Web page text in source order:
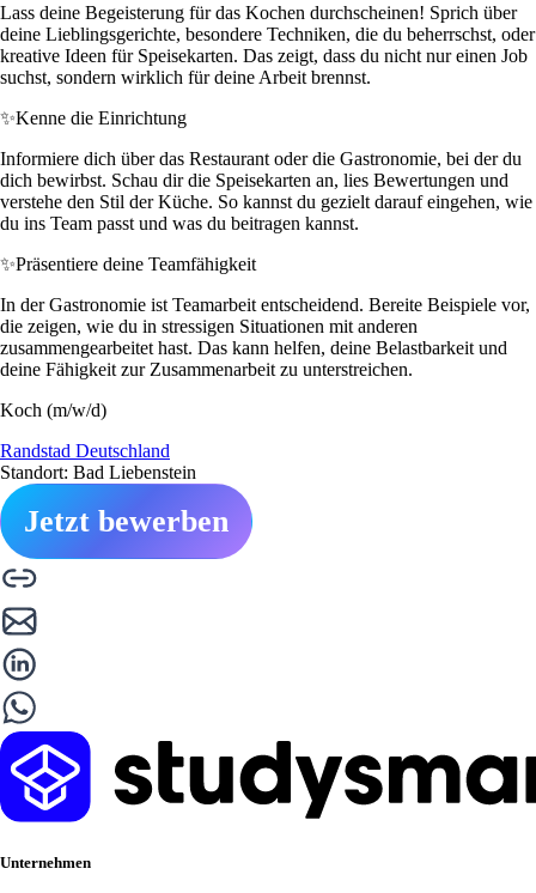
Lass deine Begeisterung für das Kochen durchscheinen! Sprich über
deine Lieblingsgerichte, besondere Techniken, die du beherrschst, oder
kreative Ideen für Speisekarten. Das zeigt, dass du nicht nur einen Job
suchst, sondern wirklich für deine Arbeit brennst.
✨Kenne die Einrichtung
Informiere dich über das Restaurant oder die Gastronomie, bei der du
dich bewirbst. Schau dir die Speisekarten an, lies Bewertungen und
verstehe den Stil der Küche. So kannst du gezielt darauf eingehen, wie
du ins Team passt und was du beitragen kannst.
✨Präsentiere deine Teamfähigkeit
In der Gastronomie ist Teamarbeit entscheidend. Bereite Beispiele vor,
die zeigen, wie du in stressigen Situationen mit anderen
zusammengearbeitet hast. Das kann helfen, deine Belastbarkeit und
deine Fähigkeit zur Zusammenarbeit zu unterstreichen.
Koch (m/w/d)
Randstad Deutschland
Standort: Bad Liebenstein
Jetzt bewerben
Unternehmen